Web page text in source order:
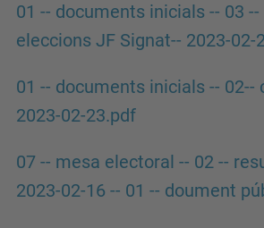
01 -- documents inicials -- 03
eleccions JF Signat-- 2023-02-
01 -- documents inicials -- 02--
2023-02-23.pdf
07 -- mesa electoral -- 02 --
2023-02-16 -- 01 -- doument